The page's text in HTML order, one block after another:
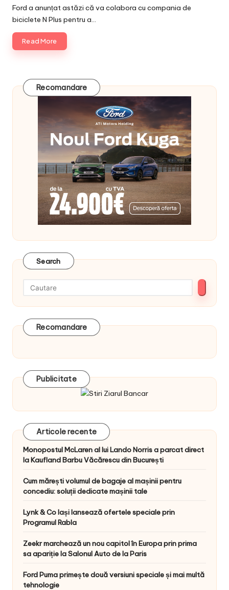
by
Ford a anunțat astăzi că va colabora cu compania de
biciclete N Plus pentru a…
Read More
Recomandare
Search
Recomandare
Publicitate
Articole recente
Monopostul McLaren al lui Lando Norris a parcat direct
la Kaufland Barbu Văcărescu din București
Cum mărești volumul de bagaje al mașinii pentru
concediu: soluții dedicate mașinii tale
Lynk & Co Iași lansează ofertele speciale prin
Programul Rabla
Zeekr marchează un nou capitol în Europa prin prima
sa apariție la Salonul Auto de la Paris
Ford Puma primește două versiuni speciale și mai multă
tehnologie